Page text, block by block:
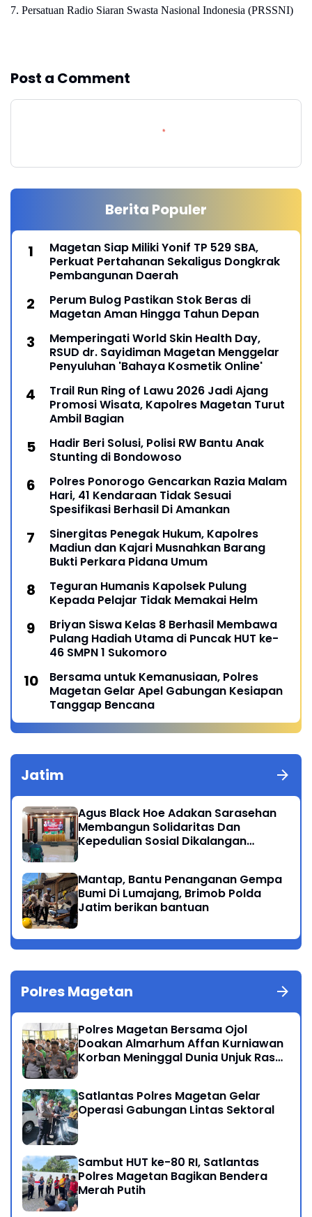
7. Persatuan Radio Siaran Swasta Nasional Indonesia (PRSSNI)
Post a Comment
Berita Populer
Magetan Siap Miliki Yonif TP 529 SBA,
Perkuat Pertahanan Sekaligus Dongkrak
Pembangunan Daerah
Perum Bulog Pastikan Stok Beras di
Magetan Aman Hingga Tahun Depan
Memperingati World Skin Health Day,
RSUD dr. Sayidiman Magetan Menggelar
Penyuluhan 'Bahaya Kosmetik Online'
Trail Run Ring of Lawu 2026 Jadi Ajang
Promosi Wisata, Kapolres Magetan Turut
Ambil Bagian
Hadir Beri Solusi, Polisi RW Bantu Anak
Stunting di Bondowoso
Polres Ponorogo Gencarkan Razia Malam
Hari, 41 Kendaraan Tidak Sesuai
Spesifikasi Berhasil Di Amankan
Sinergitas Penegak Hukum, Kapolres
Madiun dan Kajari Musnahkan Barang
Bukti Perkara Pidana Umum
Teguran Humanis Kapolsek Pulung
Kepada Pelajar Tidak Memakai Helm
Briyan Siswa Kelas 8 Berhasil Membawa
Pulang Hadiah Utama di Puncak HUT ke-
46 SMPN 1 Sukomoro
Bersama untuk Kemanusiaan, Polres
Magetan Gelar Apel Gabungan Kesiapan
Tanggap Bencana
Jatim
Agus Black Hoe Adakan Sarasehan
Membangun Solidaritas Dan
Kepedulian Sosial Dikalangan
Mantap, Bantu Penanganan Gempa
Bumi Di Lumajang, Brimob Polda
Jatim berikan bantuan
Polres Magetan
Polres Magetan Bersama Ojol
Doakan Almarhum Affan Kurniawan
Korban Meninggal Dunia Unjuk Rasa
Satlantas Polres Magetan Gelar
Operasi Gabungan Lintas Sektoral
Sambut HUT ke-80 RI, Satlantas
Polres Magetan Bagikan Bendera
Merah Putih